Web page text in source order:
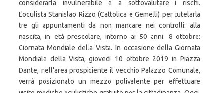
considerarla invulnerabile e a sottovalutare i rischi.
L'oculista Stanislao Rizzo (Cattolica e Gemelli) per tutelarla
tre gli appuntamenti da non mancare nei controlli: alla
nascita, in età prescolare, intorno ai 50 anni. 8 ottobre:
Giornata Mondiale della Vista. In occasione della Giornata
Mondiale della Vista, giovedì 10 ottobre 2019 in Piazza
Dante, nell’area prospiciente il vecchio Palazzo Comunale,
verrà posizionato un mezzo polivalente per effettuare